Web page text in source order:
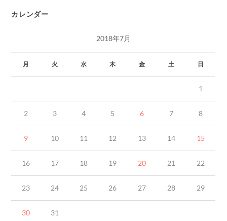
カレンダー
2018年7月
月 火 水 木 金 土 日
1
2 3 4 5 6 7 8
9 10 11 12 13 14 15
16 17 18 19 20 21 22
23 24 25 26 27 28 29
30 31